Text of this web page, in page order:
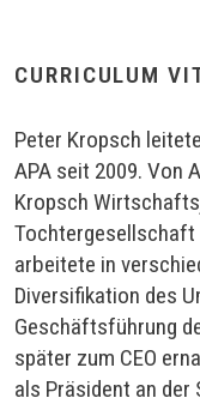
CURRICULUM
Peter Kropsch
APA seit 2009. Von
Kropsch
Tochtergesellschaft
arbeitete in
Diversifikation des
Geschäftsführung
später zum CEO
als Präsident an der